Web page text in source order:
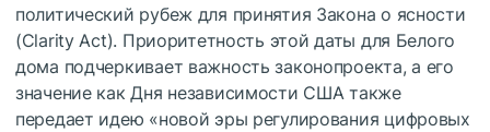
политический рубеж для принятия Закона о ясности
(Clarity Act). Приоритетность этой даты для Белого
дома подчеркивает важность законопроекта, а его
значение как Дня независимости США также
передает идею «новой эры регулирования цифровых